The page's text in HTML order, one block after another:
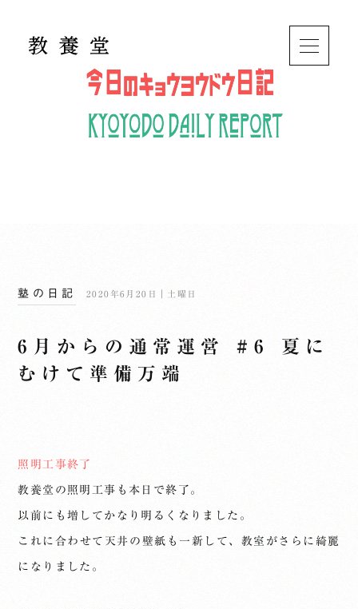
塾の日記 2020年6月20日｜土曜日
6月からの通常運営 #6 夏に
むけて準備万端
照明工事終了
教養堂の照明工事も本日で終了。
以前にも増してかなり明るくなりました。
これに合わせて天井の壁紙も一新して、教室がさらに綺麗
になりました。